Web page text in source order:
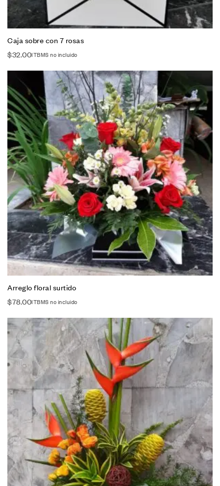
Caja sobre con 7 rosas
$32.00ITBMS no incluido
Arreglo floral surtido
$78.00ITBMS no incluido